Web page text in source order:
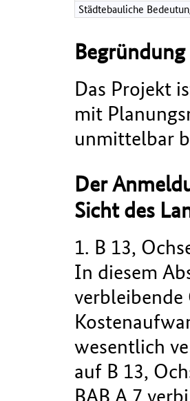
Städtebauliche
Das Projekt
mit
unmittelbar
Der
Sicht des
1. B 13,
In diesem
verbleibende
wesentlich
auf B 13,
BAB A 7